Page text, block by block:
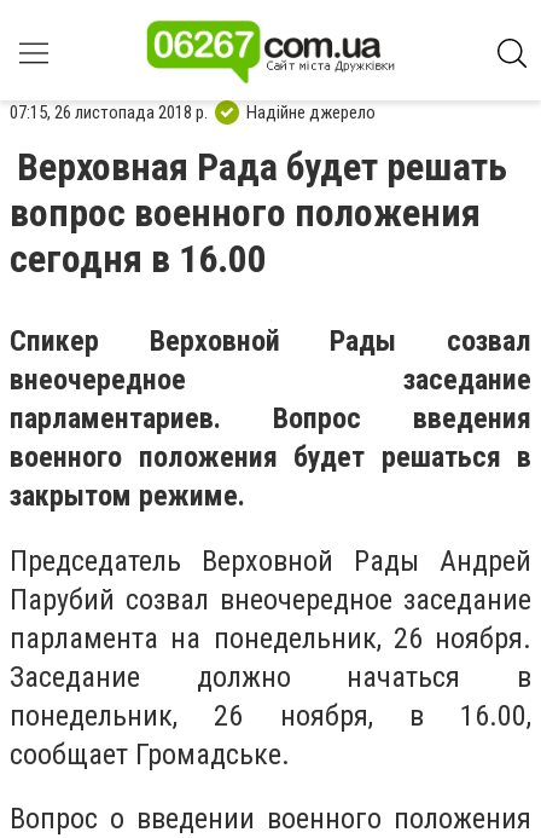
07:15, 26 листопада 2018 р. Надійне джерело
Верховная Рада будет решать
вопрос военного положения
сегодня в 16.00
Спикер Верховной Рады созвал
внеочередное заседание
парламентариев. Вопрос введения
военного положения будет решаться в
закрытом режиме.
Председатель Верховной Рады Андрей
Парубий созвал внеочередное заседание
парламента на понедельник, 26 ноября.
Заседание должно начаться в
понедельник, 26 ноября, в 16.00,
сообщает Громадське.
Вопрос о введении военного положения